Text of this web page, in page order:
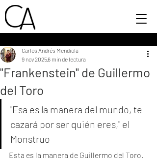
"Frankenstein" de Guillermo
del Toro
Carlos Andrés Mendiola
9 nov 20256 min de lectura
"Esa es la manera del mundo, te
cazará por ser quién eres," el
Monstruo
Esta es la manera de Guillermo del Toro.